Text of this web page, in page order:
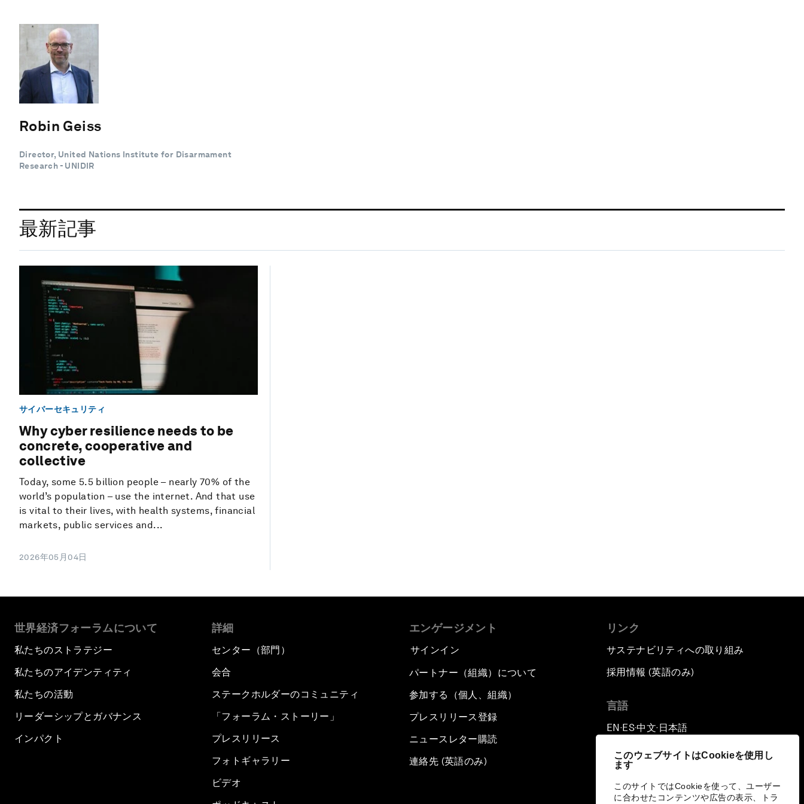
このウェブサイトはCookieを使用し
ます
このサイトではCookieを使って、ユーザー
に合わせたコンテンツや広告の表示、トラ
Robin Geiss
Director, United Nations Institute for Disarmament
Research - UNIDIR
最新記事
サイバーセキュリティ
Why cyber resilience needs to be
concrete, cooperative and
collective
Today, some 5.5 billion people – nearly 70% of the
world’s population – use the internet. And that use
is vital to their lives, with health systems, financial
markets, public services and...
2026年05月04日
世界経済フォーラムについて
私たちのストラテジー
私たちのアイデンティティ
私たちの活動
リーダーシップとガバナンス
インパクト
詳細
センター（部門）
会合
ステークホルダーのコミュニティ
「フォーラム・ストーリー」
プレスリリース
フォトギャラリー
ビデオ
エンゲージメント
サインイン
パートナー（組織）について
参加する（個人、組織）
プレスリリース登録
ニュースレター購読
連絡先 (英語のみ)
リンク
サステナビリティへの取り組み
採用情報 (英語のみ)
言語
EN ▪ ES▪中文▪ 日本語